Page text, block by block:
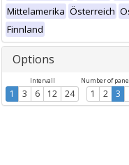
Mittelamerika Österreich
Finnland
Options
Intervall
1 3 6 12 24
Number of
1 2 3